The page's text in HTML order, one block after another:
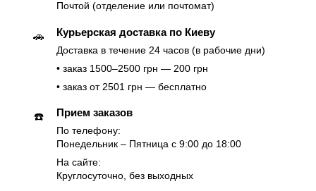
Почтой (отделение или почтомат)
🚗 Курьерская доставка по Киеву
Доставка в течение 24 часов (в рабочие дни)
• заказ 1500–2500 грн — 200 грн
• заказ от 2501 грн — бесплатно
☎️ Прием заказов
По телефону:
Понедельник – Пятница с 9:00 до 18:00
На сайте:
Круглосуточно, без выходных